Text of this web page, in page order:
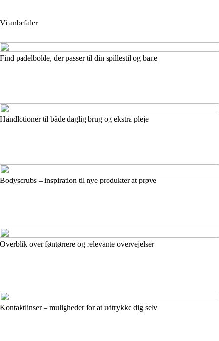
Vi anbefaler
Find padelbolde, der passer til din spillestil og bane
Håndlotioner til både daglig brug og ekstra pleje
Bodyscrubs – inspiration til nye produkter at prøve
Overblik over føntørrere og relevante overvejelser
Kontaktlinser – muligheder for at udtrykke dig selv